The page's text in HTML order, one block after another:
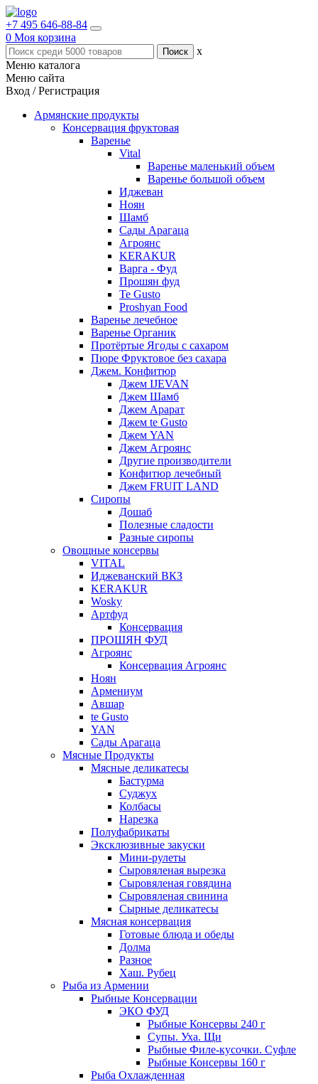
+7 495 646-88-84
0 Моя корзина
x
Меню каталога
Меню сайта
Вход / Регистрация
Армянские продукты
Консервация фруктовая
Варенье
Vital
Варенье маленький объем
Варенье большой объем
Иджеван
Ноян
Шамб
Сады Арагаца
Агроянс
KERAKUR
Варга - Фуд
Прошян фуд
Te Gusto
Proshyan Food
Варенье лечебное
Варенье Органик
Протёртые Ягоды с сахаром
Пюре Фруктовое без сахара
Джем. Конфитюр
Джем IJEVAN
Джем Шамб
Джем Арарат
Джем te Gusto
Джем YAN
Джем Агроянс
Другие производители
Конфитюр лечебный
Джем FRUIT LAND
Сиропы
Дошаб
Полезные сладости
Разные сиропы
Овощные консервы
VITAL
Иджеванский ВКЗ
KERAKUR
Wosky
Артфуд
Консервация
ПРОШЯН ФУД
Агроянс
Консервация Агроянс
Ноян
Армениум
Авшар
te Gusto
YAN
Сады Арагаца
Мясные Продукты
Мясные деликатесы
Бастурма
Суджух
Колбасы
Нарезка
Полуфабрикаты
Эксклюзивные закуски
Мини-рулеты
Сыровяленая вырезка
Сыровяленая говядина
Сыровяленая свинина
Сырные деликатесы
Мясная консервация
Готовые блюда и обеды
Долма
Разное
Хаш. Рубец
Рыба из Армении
Рыбные Консервации
ЭКО ФУД
Рыбные Консервы 240 г
Супы. Уха. Щи
Рыбные Филе-кусочки. Суфле
Рыбные Консервы 160 г
Рыба Охлажденная